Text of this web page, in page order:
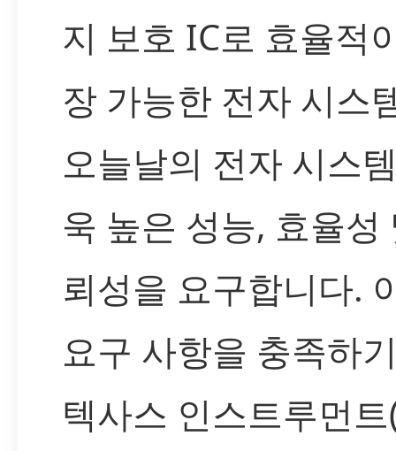
지 보호 IC로 효율적
장 가능한 전자 시스
오늘날의 전자 시스
욱 높은 성능, 효율성
뢰성을 요구합니다.
요구 사항을 충족하
텍사스 인스트루먼트